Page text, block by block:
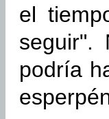
el
seguir".
podría